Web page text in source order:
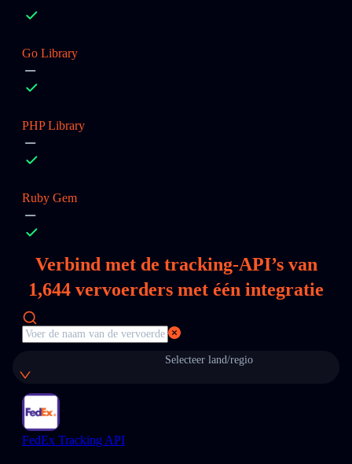
Go Library
PHP Library
Ruby Gem
Verbind met de tracking-API’s van
1,644 vervoerders met één integratie
Selecteer land/regio
FedEx Tracking API